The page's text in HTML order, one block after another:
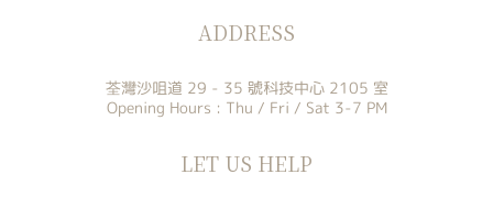
ADDRESS
荃灣沙咀道 29 - 35 號科技中心 2105 室
Opening Hours : Thu / Fri / Sat 3-7 PM
LET US HELP